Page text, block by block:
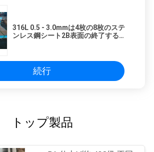
316L 0.5 - 3.0mmは4枚の8枚のステ
ンレス鋼シート2B表面の終了する
続行
トップ製品